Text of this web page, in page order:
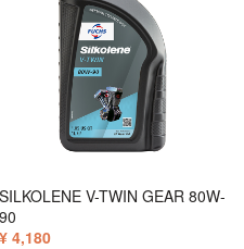
SILKOLENE V-TWIN GEAR 80W-
90
¥ 4,180